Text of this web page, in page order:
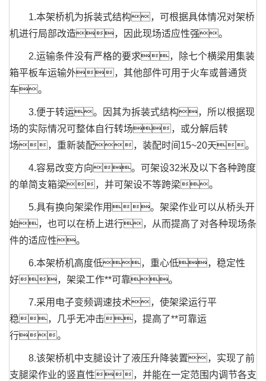
1.本架桥机为拆装式结构，可根据具体情况对架桥
机进行局部改造，因此现场适应性强。
2.运输条件没有严格的要求，除七个横梁用集装
箱平板车运输外，其他部件可用于火车或普通货
车。
3.便于转运。因其为拆装式结构，所以根据现
场的实际情况可整体自行转场，或分解后转
场，重新装配，装配时间15~20天。
4.容易改变方向。可架设32米及以下各种跨度
的单简支箱梁，并可架设不等跨梁。
5.具有换向架梁作用。架梁作业可以从桥头开
始，也可以在桥上进行，从而提高了对各种现场条
件的适应性。
6.本架桥机高度低，重心低，稳定性
好，架梁工作**可靠。
7.采用电子变频调速技术，使架梁运行平
稳，几乎无冲击，提高了**可靠运
行。
8.该架桥机中支腿设计了液压升降装置，实现了前
支腿梁作业的竖直性，并能在一定范围内调节各支